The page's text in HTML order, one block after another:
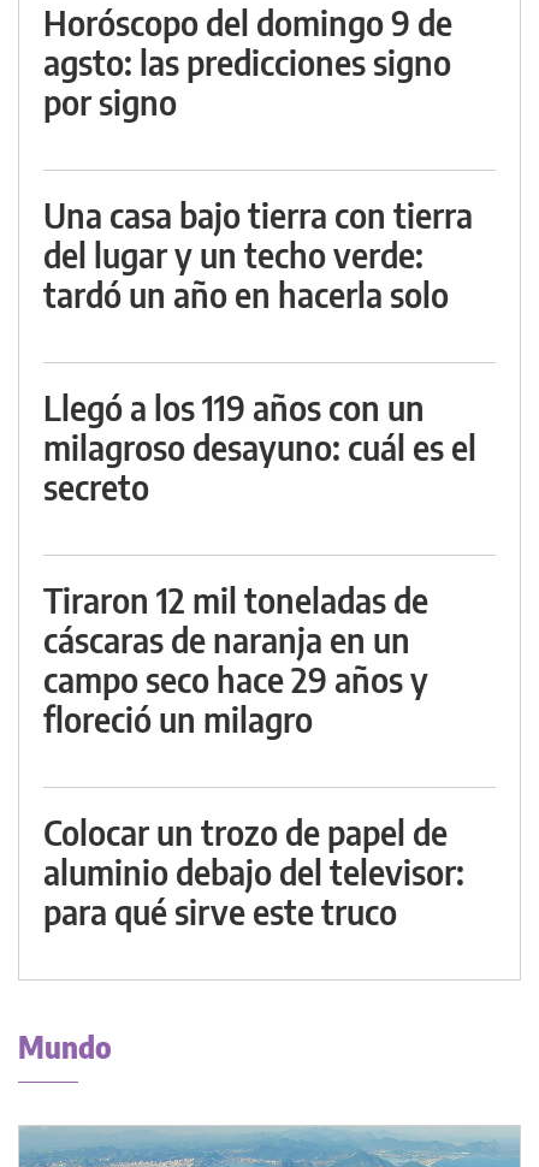
Horóscopo del domingo 9 de
agsto: las predicciones signo
por signo
Una casa bajo tierra con tierra
del lugar y un techo verde:
tardó un año en hacerla solo
Llegó a los 119 años con un
milagroso desayuno: cuál es el
secreto
Tiraron 12 mil toneladas de
cáscaras de naranja en un
campo seco hace 29 años y
floreció un milagro
Colocar un trozo de papel de
aluminio debajo del televisor:
para qué sirve este truco
Mundo